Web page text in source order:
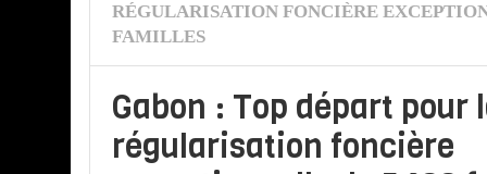
RÉGULARISATION FONCIÈRE
FAMILLES
Gabon : Top départ pour
régularisation foncière